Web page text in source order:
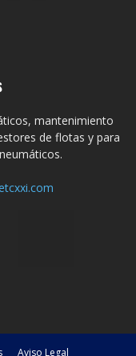
mantenimiento
de flotas y para
Aviso Legal